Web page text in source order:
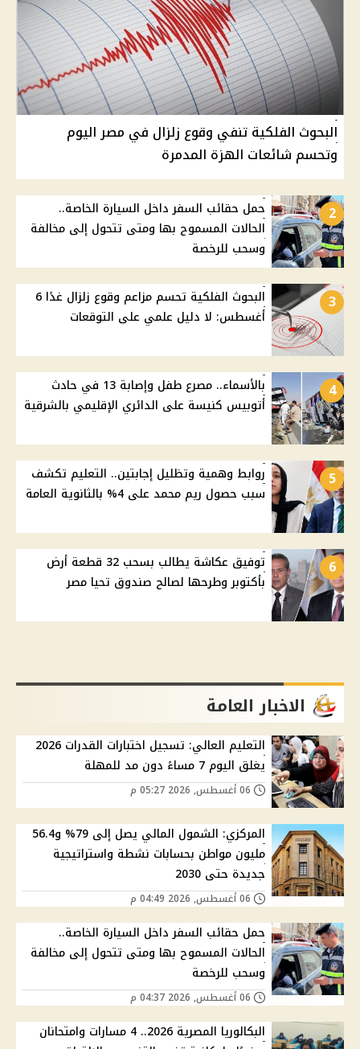
البحوث الفلكية تنفي وقوع زلزال في مصر اليوم
وتحسم شائعات الهزة المدمرة
2
حمل حقائب السفر داخل السيارة الخاصة..
الحالات المسموح بها ومتى تتحول إلى مخالفة
وسحب للرخصة
3
البحوث الفلكية تحسم مزاعم وقوع زلزال غدًا 6
أغسطس: لا دليل علمي على التوقعات
4
بالأسماء.. مصرع طفل وإصابة 13 في حادث
أتوبيس كنيسة على الدائري الإقليمي بالشرقية
5
روابط وهمية وتظليل إجابتين.. التعليم تكشف
سبب حصول ريم محمد على 4% بالثانوية العامة
6
توفيق عكاشة يطالب بسحب 32 قطعة أرض
بأكتوبر وطرحها لصالح صندوق تحيا مصر
الاخبار العامة
التعليم العالي: تسجيل اختبارات القدرات 2026
يغلق اليوم 7 مساءً دون مد للمهلة
المركزي: الشمول المالي يصل إلى 79% و56.4
مليون مواطن بحسابات نشطة واستراتيجية
جديدة حتى 2030
حمل حقائب السفر داخل السيارة الخاصة..
الحالات المسموح بها ومتى تتحول إلى مخالفة
وسحب للرخصة
البكالوريا المصرية 2026.. 4 مسارات وامتحانان